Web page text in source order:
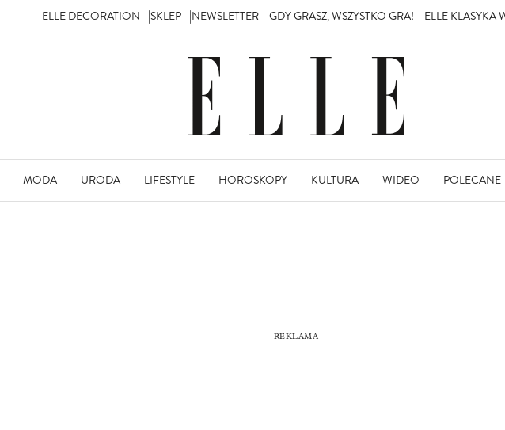
ELLE DECORATION SKLEP NEWSLETTER GDY GRASZ, WSZYSTKO GRA! ELLE KLASYKA
MODA URODA LIFESTYLE HOROSKOPY KULTURA WIDEO POLECANE